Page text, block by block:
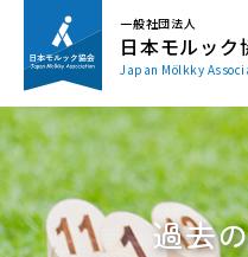
一般社団法人
日本モルック
Japan Mölkky
過去